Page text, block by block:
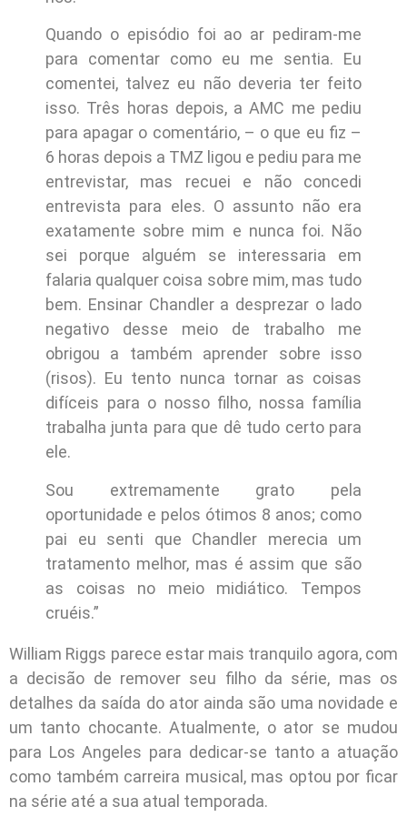
Quando o episódio foi ao ar pediram-me
para comentar como eu me sentia. Eu
comentei, talvez eu não deveria ter feito
isso. Três horas depois, a AMC me pediu
para apagar o comentário, – o que eu fiz –
6 horas depois a TMZ ligou e pediu para me
entrevistar, mas recuei e não concedi
entrevista para eles. O assunto não era
exatamente sobre mim e nunca foi. Não
sei porque alguém se interessaria em
falaria qualquer coisa sobre mim, mas tudo
bem. Ensinar Chandler a desprezar o lado
negativo desse meio de trabalho me
obrigou a também aprender sobre isso
(risos). Eu tento nunca tornar as coisas
difíceis para o nosso filho, nossa família
trabalha junta para que dê tudo certo para
ele.
Sou extremamente grato pela
oportunidade e pelos ótimos 8 anos; como
pai eu senti que Chandler merecia um
tratamento melhor, mas é assim que são
as coisas no meio midiático. Tempos
cruéis.”
William Riggs parece estar mais tranquilo agora, com
a decisão de remover seu filho da série, mas os
detalhes da saída do ator ainda são uma novidade e
um tanto chocante. Atualmente, o ator se mudou
para Los Angeles para dedicar-se tanto a atuação
como também carreira musical, mas optou por ficar
na série até a sua atual temporada.